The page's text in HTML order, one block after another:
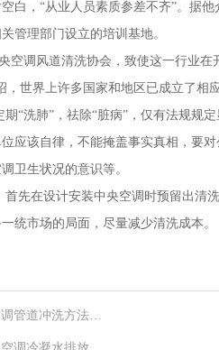
白，“从业人员素质参差不齐”。据
管理部门设立的培训基地。
空调风道清洗协会，致使这一行业
世界上许多国家和地区已成立了相
“洗肺”，祛除“脏病”，仅有法规规
应该自律，不能掩盖事实真相，要
卫生状况的意识等。
先在设计安装中央空调时预留出清
统市场的局面，尽量减少清洗成本。
管道冲洗方法介